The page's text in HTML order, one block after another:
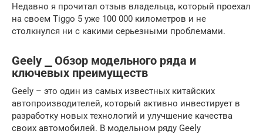
Недавно я прочитал отзыв владельца, который проехал
на своем Tiggo 5 уже 100 000 километров и не
столкнулся ни с какими серьезными проблемами.
Geely ⎯ Обзор модельного ряда и
ключевых преимуществ
Geely – это один из самых известных китайских
автопроизводителей, который активно инвестирует в
разработку новых технологий и улучшение качества
своих автомобилей. В модельном ряду Geely